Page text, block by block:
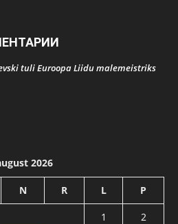
tuli Euroopa Liidu malemeistriks
2026
N R L P
1
2